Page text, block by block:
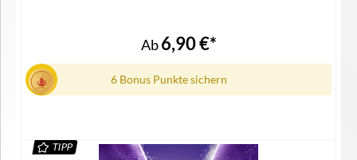
Pods Lieferumfang2x Veev One X Pod in der ausgewählten
Geschmacksrichtung1x Gebrauchsinformation
Ab6,90 €*
6 Bonus Punkte sichern
TIPP